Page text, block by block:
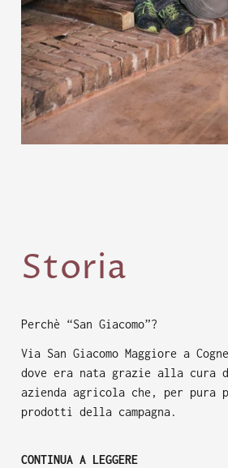
Storia
Perchè “San Giacomo”?
Via San Giacomo Maggiore a
dove era nata grazie alla
azienda agricola che, per pura
prodotti della campagna.
CONTINUA A LEGGERE